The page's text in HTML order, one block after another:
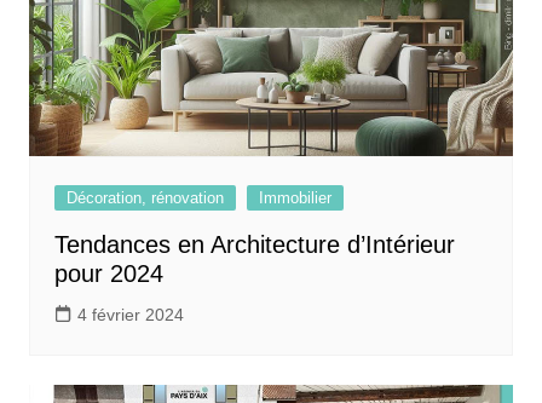
Décoration, rénovation Immobilier
Tendances en Architecture d’Intérieur
pour 2024
4 février 2024